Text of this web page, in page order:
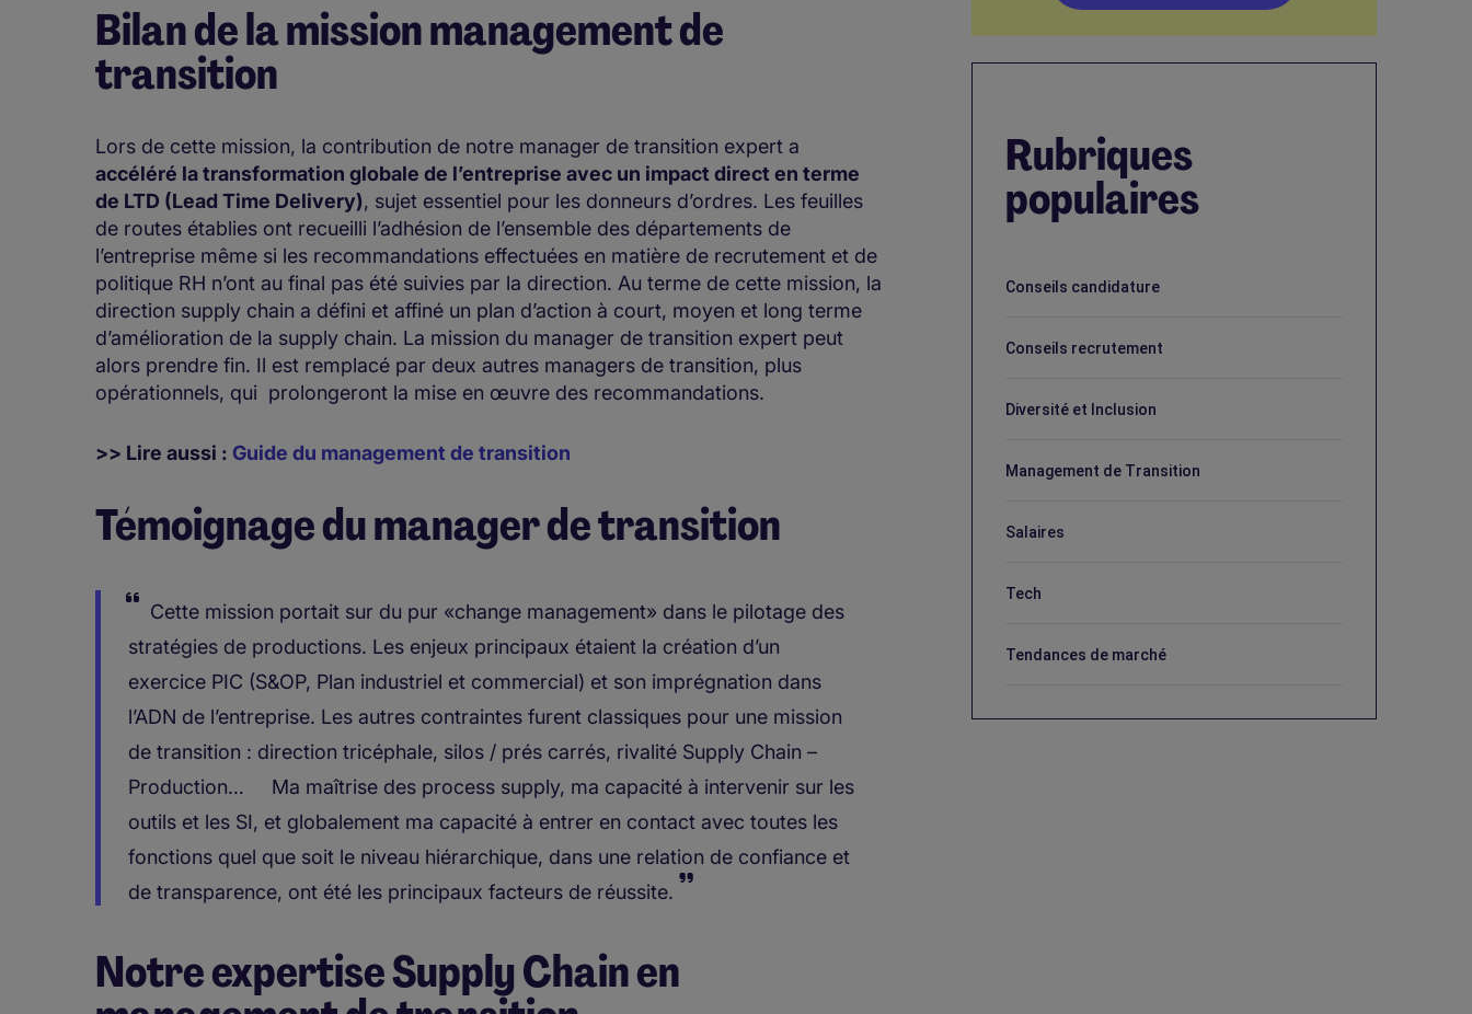
Bilan de la mission management de
transition
Lors de cette mission, la contribution de notre manager de transition expert a
accéléré la transformation globale de l’entreprise avec un impact direct en terme
de LTD (Lead Time Delivery), sujet essentiel pour les donneurs d’ordres. Les feuilles
de routes établies ont recueilli l’adhésion de l’ensemble des départements de
l’entreprise même si les recommandations effectuées en matière de recrutement et de
politique RH n’ont au final pas été suivies par la direction. Au terme de cette mission, la
direction supply chain a défini et affiné un plan d’action à court, moyen et long terme
d’amélioration de la supply chain. La mission du manager de transition expert peut
alors prendre fin. Il est remplacé par deux autres managers de transition, plus
opérationnels, qui prolongeront la mise en œuvre des recommandations.
>> Lire aussi : Guide du management de transition
Témoignage du manager de transition
Cette mission portait sur du pur «change management» dans le pilotage des
stratégies de productions. Les enjeux principaux étaient la création d’un
exercice PIC (S&OP, Plan industriel et commercial) et son imprégnation dans
l’ADN de l’entreprise. Les autres contraintes furent classiques pour une mission
de transition : direction tricéphale, silos / prés carrés, rivalité Supply Chain –
Production…
Ma maîtrise des process supply, ma capacité à intervenir sur les
outils et les SI, et globalement ma capacité à entrer en contact avec toutes les
fonctions quel que soit le niveau hiérarchique, dans une relation de confiance et
de transparence, ont été les principaux facteurs de réussite.
Notre expertise Supply Chain en
Rubriques
populaires
Conseils candidature
Conseils recrutement
Diversité et Inclusion
Management de Transition
Salaires
Tech
Tendances de marché